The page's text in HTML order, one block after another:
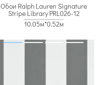
Обои Ralph Lauren Signature
Stripe Library PRL026-12
10.05м*0.52м